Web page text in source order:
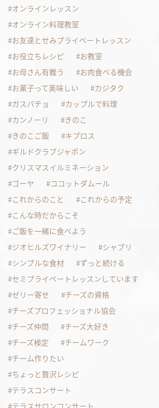
オンラインレッスン
オンライン料理教室
お友達とせみプライベートレッスン
お役立ちレシピ
お教室
お母さん有難う
お肉食べる機会
お菓子って美味しい
カジタク
ガスパチョ
カップルで料理
カンノーリ
きのこ
きのこご飯
キプロス
ギルドクラブジャポン
クリスマスイルミネーション
ゴーヤ
ココットダムール
これからのこと
これからの予定
こんな時だからこそ
ご飯を一緒に食べよう
ジオヒルズワイナリー
シャブリ
シンプルな食材
ずっと続ける
セミプライベートレッスンしています
ゼリー寄せ
チーズの資格
チーズプロフェッショナル協会
チーズ仲間
チーズ大好き
チーズ検定
チームワーク
チーム作りたい
ちょっと贅沢レシピ
テラスコンサート